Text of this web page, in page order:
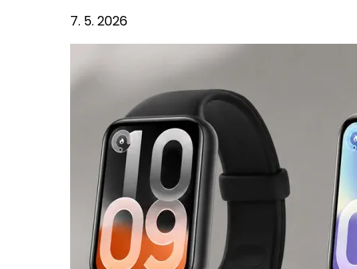
7. 5. 2026